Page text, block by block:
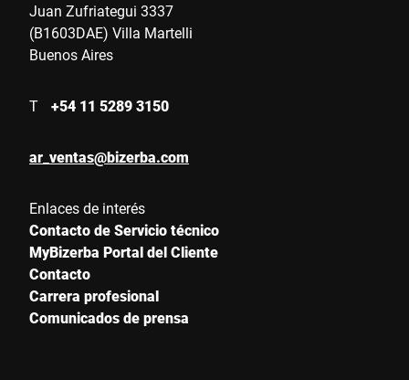
Juan Zufriategui 3337
(B1603DAE) Villa Martelli
Buenos Aires
T +54 11 5289 3150
ar_ventas@bizerba.com
Enlaces de interés
Contacto de Servicio técnico
MyBizerba Portal del Cliente
Contacto
Carrera profesional
Comunicados de prensa